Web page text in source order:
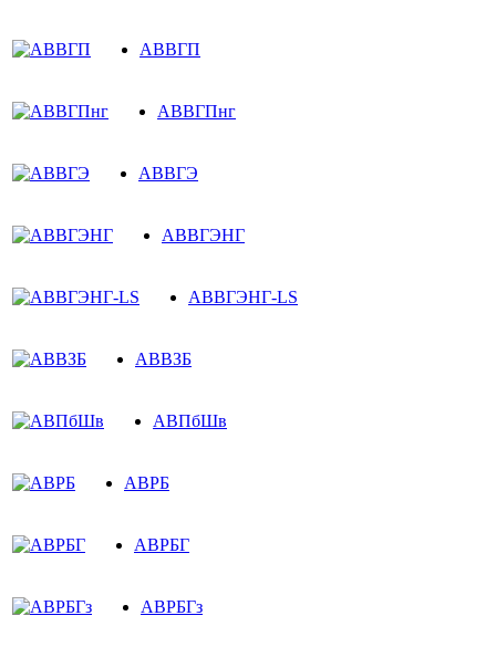
АВВГП
АВВГПнг
АВВГЭ
АВВГЭНГ
АВВГЭНГ-LS
АВВЗБ
АВПбШв
АВРБ
АВРБГ
АВРБГз